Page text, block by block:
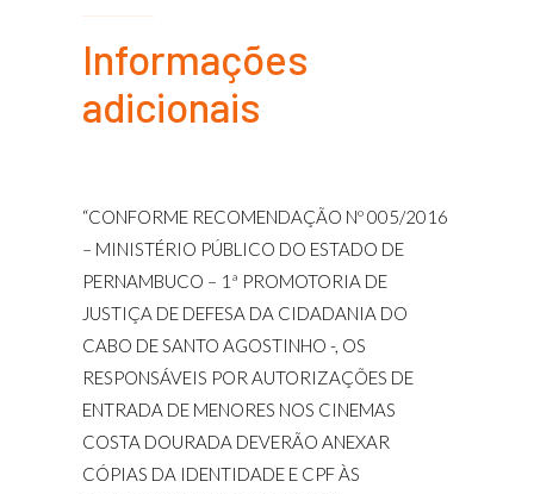
Informações
adicionais
“CONFORME RECOMENDAÇÃO Nº 005/2016
– MINISTÉRIO PÚBLICO DO ESTADO DE
PERNAMBUCO – 1ª PROMOTORIA DE
JUSTIÇA DE DEFESA DA CIDADANIA DO
CABO DE SANTO AGOSTINHO -, OS
RESPONSÁVEIS POR AUTORIZAÇÕES DE
ENTRADA DE MENORES NOS CINEMAS
COSTA DOURADA DEVERÃO ANEXAR
CÓPIAS DA IDENTIDADE E CPF ÀS